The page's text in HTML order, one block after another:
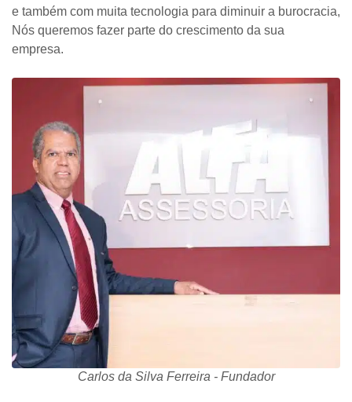
e também com muita tecnologia para diminuir a burocracia,
Nós queremos fazer parte do crescimento da sua
empresa.
Carlos da Silva Ferreira - Fundador